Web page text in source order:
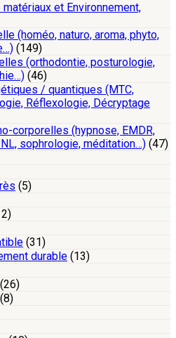
et Environnement,
(homéo, naturo, aroma, phyto,
(149)
(orthodontie, posturologie,
(46)
/ quantiques (MTC,
Réflexologie, Décryptage
corporelles (hypnose, EMDR,
sophrologie, méditation…) (47)
(5)
(31)
durable (13)
(26)
(8)